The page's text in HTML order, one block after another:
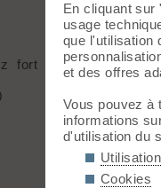
fort par moment,
En cliquant sur
usage
que l'utilisation
et des offres
Vous pouvez à
informations
d'utilisation du
Cookies